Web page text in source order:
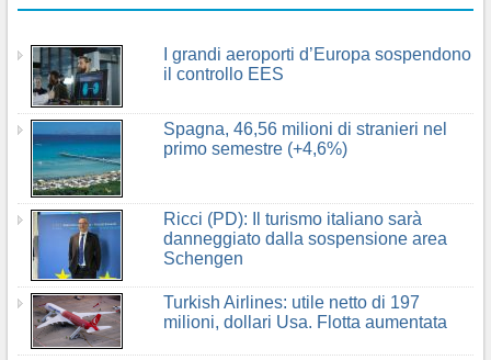
I grandi aeroporti d’Europa sospendono
il controllo EES
Spagna, 46,56 milioni di stranieri nel
primo semestre (+4,6%)
Ricci (PD): Il turismo italiano sarà
danneggiato dalla sospensione area
Schengen
Turkish Airlines: utile netto di 197
milioni, dollari Usa. Flotta aumentata